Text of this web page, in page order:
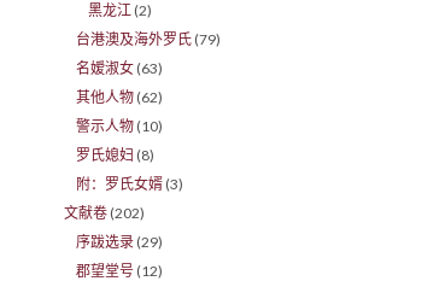
黑龙江 (2)
台港澳及海外罗氏 (79)
名嫒淑女 (63)
其他人物 (62)
警示人物 (10)
罗氏媳妇 (8)
附：罗氏女婿 (3)
文献卷 (202)
序跋选录 (29)
郡望堂号 (12)